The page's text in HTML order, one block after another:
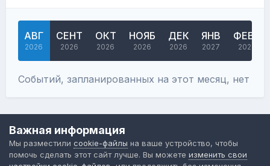
АВГ
2026
СЕНТ
2026
ОКТ
2026
НОЯБ
2026
ДЕК
2026
ЯНВ
2027
ФЕВР
2027
Событий, запланированных на этот месяц, нет
Форум общественного транспорта
Powered by Invision Community
Важная информация
Мы разместили cookie-файлы на ваше устройство, чтобы
помочь сделать этот сайт лучше. Вы можете изменить свои